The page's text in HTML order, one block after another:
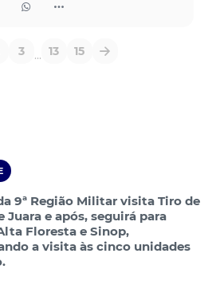
3 ... 13 15
9ª Região Militar visita Tiro de
Juara e após, seguirá para
Floresta e Sinop,
a visita às cinco unidades